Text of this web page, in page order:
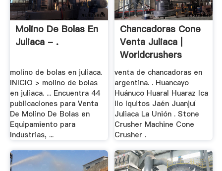
Molino De Bolas En
Juliaca - .
molino de bolas en juliaca.
INICIO > molino de bolas
en juliaca. ... Encuentra 44
publicaciones para Venta
De Molino De Bolas en
Equipamiento para
Industrias, ...
Chancadoras Cone
Venta Juliaca |
Worldcrushers
venta de chancadoras en
argentina. . Huancayo
Huánuco Huaral Huaraz Ica
Ilo Iquitos Jaén Juanjuí
Juliaca La Unión . Stone
Crusher Machine Cone
Crusher .